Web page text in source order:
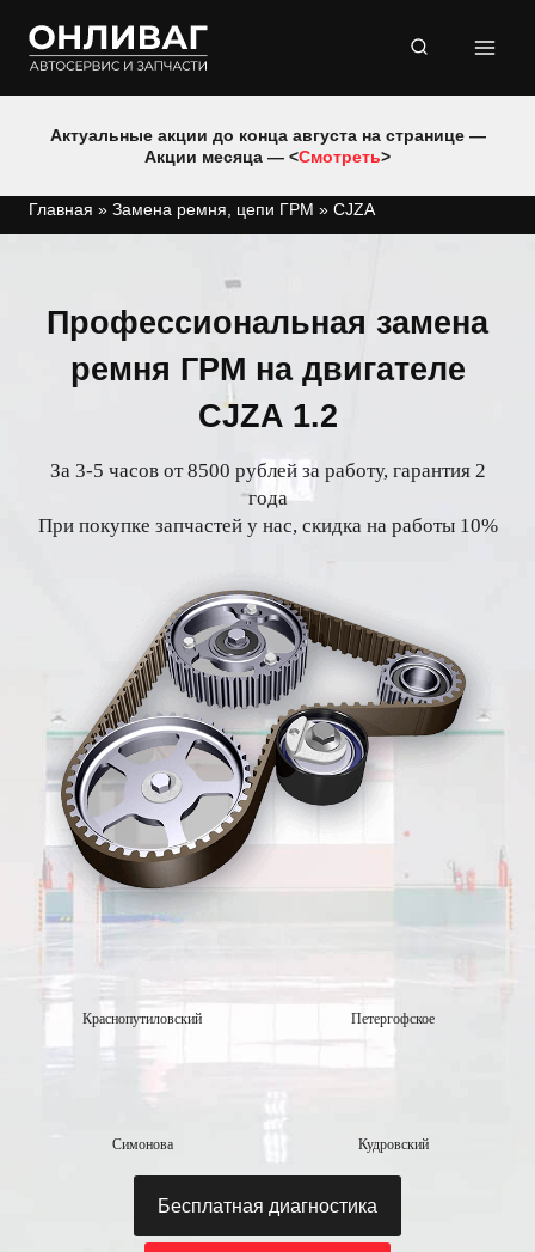
содержимому
Актуальные акции до конца августа на странице —
Акции месяца — <Смотреть>
Главная » Замена ремня, цепи ГРМ » CJZA
Профессиональная замена
ремня ГРМ на двигателе
CJZA 1.2
За 3-5 часов от 8500 рублей за работу, гарантия 2
года
При покупке запчастей у нас, скидка на работы 10%
Краснопутиловский Петергофское
Симонова Кудровский
Бесплатная диагностика